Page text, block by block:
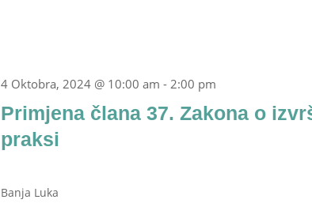
Primjena člana 37. Zakona o
praksi
4 Oktobra, 2024 @ 10:00 am -2:00 pm
Banja Luka